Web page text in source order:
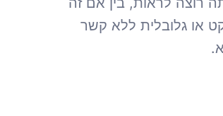
או גלובלית ללא קשר